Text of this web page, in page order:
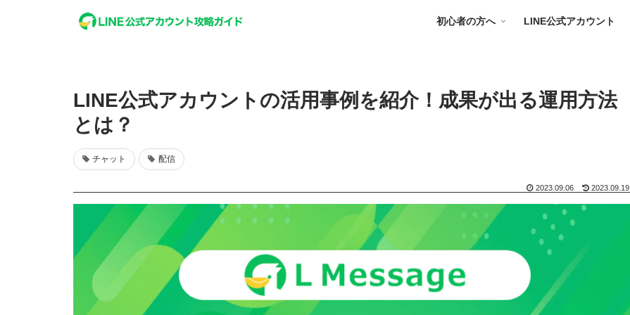
初心者の方へ LINE公式アカウント
LINE公式アカウントの活用事例を紹介！成果が出る運用方法
とは？
チャット 配信
2023.09.06 2023.09.19